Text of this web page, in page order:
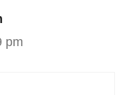
pm